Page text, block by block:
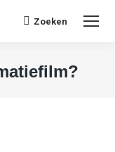
Search:
Zoeken